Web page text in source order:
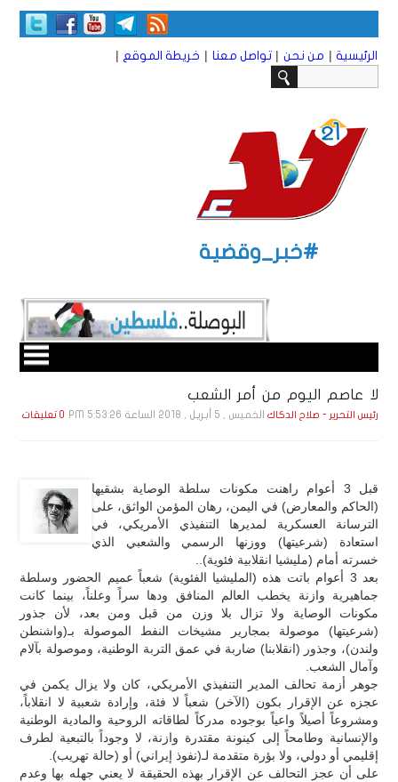
الرئيسية | من نحن | تواصل معنا | خريطة الموقع |
#خبر_وقضية
لا عاصم اليوم من أمر الشعب
رئيس التحرير - صلاح الدكاك الخميس , 5 أبـريـل , 2018 الساعة 5:53:26 PM 0 تعليقات
قبل 3 أعوام راهنت مكونات سلطة الوصاية بشقيها
(الحاكم والمعارض) في اليمن، رهان المؤمن الواثق، على
الترسانة العسكرية لمديرها التنفيذي الأمريكي، في
استعادة (شرعيتها) ووزنها الرسمي والشعبي الذي
خسرته أمام (مليشيا انقلابية فئوية)..
بعد 3 أعوام باتت هذه (المليشيا الفئوية) شعباً عميم الحضور وسلطة
جماهيرية وازنة يخطب العالم المنافق ودها سراً وعلناً، بينما كانت
مكونات الوصاية ولا تزال بلا وزن من قبل ومن بعد، لأن جذور
(شرعيتها) موصولة بمجارير مشيخات النفط الموصولة بـ(واشنطن
ولندن)، وجذور (انقلابنا) ضاربة في عمق التربة الوطنية، وموصولة بآلام
وآمال الشعب.
جوهر أزمة تحالف المدير التنفيذي الأمريكي، كان ولا يزال يكمن في
عجزه عن الإقرار بكون (الآخر) شعباً لا فئة، وإرادة شعبية لا انقلاباً،
ومشروعاً أصيلاً واعياً بوجوده مدركاً لطاقاته الروحية والمادية الوطنية
والإنسانية وطامحاً إلى كينونة مقتدرة وازنة، لا وجوداً بالتبعية لطرف
إقليمي أو دولي، ولا بؤرة متقدمة لـ(نفوذ إيراني) أو (حالة تهريب).
على أن عجز التحالف عن الإقرار بهذه الحقيقة لا يعني جهله بها وعدم